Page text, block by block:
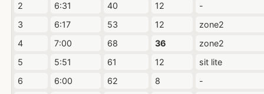
2
6:31 40 12
-
3
6:17 53 12
zone2
4
7:00 68 36
zone2
5
5:51 61 12
sit lite
6
6:00 62 8
-